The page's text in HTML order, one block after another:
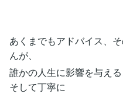
あくまでもアドバイス、
んが、
誰かの人生に影響を与え
そして丁寧に